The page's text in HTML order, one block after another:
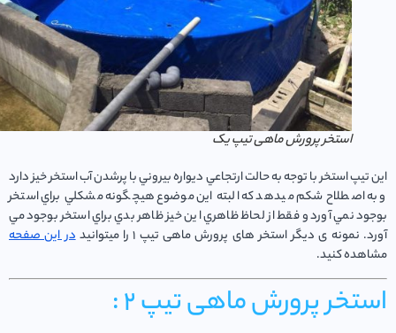
استخر پرورش ماهی تیپ یک
استخر با توجه به حالت ارتجاعي ديواره بيروني با پرشدن آب استخر خيز دارد
اصطلاح شكم ميدهد كه البته اين موضوع هيچگونه مشكلي براي استخر
نمي آورد و فقط از لحاظ ظاهري اين خيز ظاهر بدي براي استخر بوجود مي
نمونه ی دیگر استخر های پرورش ماهی تیپ 1 را میتوانید
در این صفحه
کنید.
پرورش ماهی تیپ 2 :